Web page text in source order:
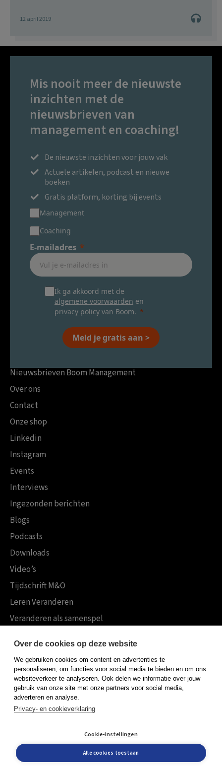
12 april 2019
Mis nooit meer de nieuwste
inzichten met de
nieuwsbrieven van
management en coaching!
De nieuwste inzichten voor jouw vak
Actuele artikelen, podcast en nieuwe
boeken
Gratis platform, korting bij events
Management
Coaching
E-mailadres
Ik ga akkoord met de
algemene voorwaarden en
privacy policy van Boom.
Meld je gratis aan >
Nieuwsbrieven Boom Management
Over ons
Contact
Onze shop
Linkedin
Instagram
Events
Interviews
Ingezonden berichten
Blogs
Podcasts
Downloads
Video’s
Tijdschrift M&O
Leren Veranderen
Veranderen als samenspel
Koninklijke Boom uitgevers
Boom Psychologie
Boom Hoger Onderwijs
Privacy policy
Cookieverklaring
© Boom uitgevers 2026
Over de cookies op deze website
We gebruiken cookies om content en advertenties te
personaliseren, om functies voor social media te bieden en om ons
websiteverkeer te analyseren. Ook delen we informatie over jouw
gebruik van onze site met onze partners voor social media,
adverteren en analyse.
Privacy- en cookieverklaring
Cookie-instellingen
Alle cookies toestaan